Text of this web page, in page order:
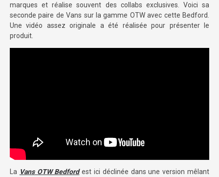
marques et réalise souvent des collabs exclusives. Voici sa
seconde paire de Vans sur la gamme OTW avec cette Bedford.
Une vidéo assez originale a été réalisée pour présenter le
produit.
La Vans OTW Bedfordest ici déclinée dans une version mêlant